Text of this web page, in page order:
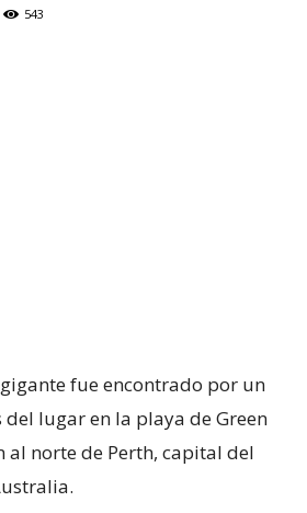
543
fue encontrado por un
lugar en la playa de Green
al norte de Perth, capital del